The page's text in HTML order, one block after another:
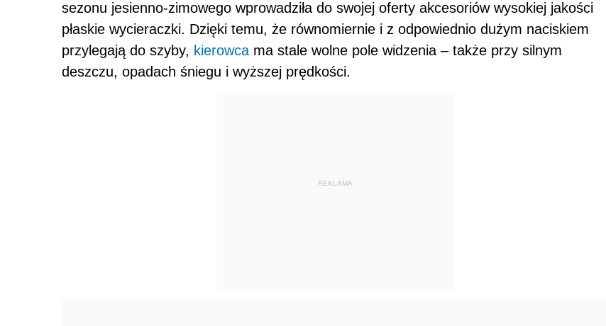
sezonu jesienno-zimowego wprowadziła do swojej oferty akcesoriów wysokiej jakości
płaskie wycieraczki. Dzięki temu, że równomiernie i z odpowiednio dużym naciskiem
przylegają do szyby, kierowca ma stale wolne pole widzenia – także przy silnym
deszczu, opadach śniegu i wyższej prędkości.
REKLAMA